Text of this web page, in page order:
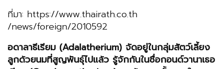
ที่มา: https://www.thairath.co.th
/news/foreign/2010592
อดาลาธีเรียม (Adalatherium) จัดอยู่ในกลุ่มสัตว์เลี้ยง
ลูกด้วยนมที่สูญพันธุ์ไปแล้ว รู้จักกันในชื่อกอนด์วานาเธอ